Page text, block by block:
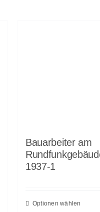
Bauarbeiter am
1937-1
Optionen wählen